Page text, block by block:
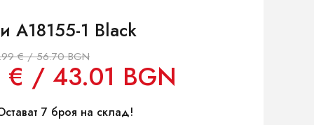
A18155-1 Black
€ / 56.70 BGN
€ / 43.01 BGN
7 броя на склад!